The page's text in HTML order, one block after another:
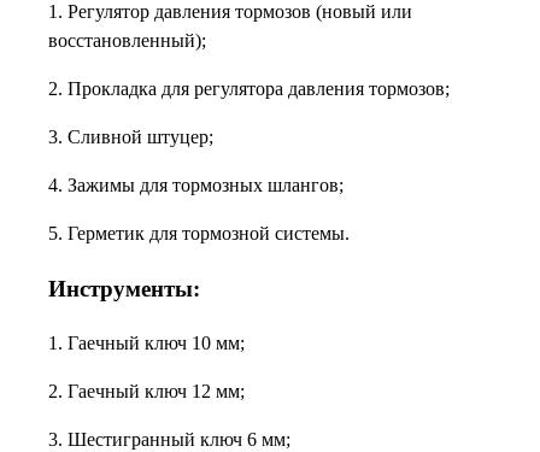
1. Регулятор давления тормозов (новый или
восстановленный);
2. Прокладка для регулятора давления тормозов;
3. Сливной штуцер;
4. Зажимы для тормозных шлангов;
5. Герметик для тормозной системы.
Инструменты:
1. Гаечный ключ 10 мм;
2. Гаечный ключ 12 мм;
3. Шестигранный ключ 6 мм;